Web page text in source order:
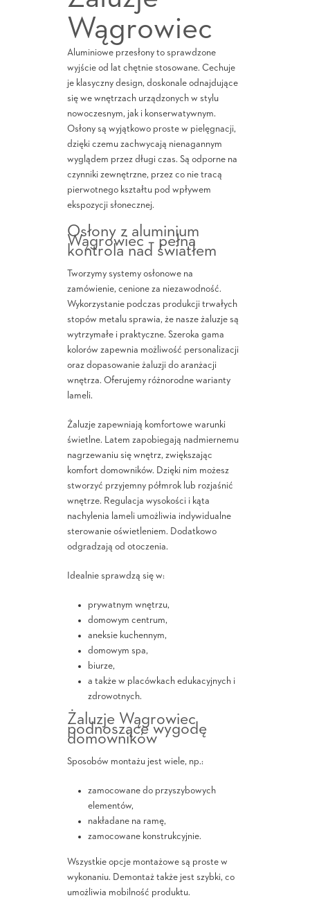
Wągrowiec
Aluminiowe przesłony to sprawdzone
wyjście od lat chętnie stosowane. Cechuje
je klasyczny design, doskonale odnajdujące
się we wnętrzach urządzonych w stylu
nowoczesnym, jak i konserwatywnym.
Osłony są wyjątkowo proste w pielęgnacji,
dzięki czemu zachwycają nienagannym
wyglądem przez długi czas. Są odporne na
czynniki zewnętrzne, przez co nie tracą
pierwotnego kształtu pod wpływem
ekspozycji słonecznej.
Osłony z aluminium
Wągrowiec – pełna
kontrola nad światłem
Tworzymy systemy osłonowe na
zamówienie, cenione za niezawodność.
Wykorzystanie podczas produkcji trwałych
stopów metalu sprawia, że nasze żaluzje są
wytrzymałe i praktyczne. Szeroka gama
kolorów zapewnia możliwość personalizacji
oraz dopasowanie żaluzji do aranżacji
wnętrza. Oferujemy różnorodne warianty
lameli.
Żaluzje zapewniają komfortowe warunki
świetlne. Latem zapobiegają nadmiernemu
nagrzewaniu się wnętrz, zwiększając
komfort domowników. Dzięki nim możesz
stworzyć przyjemny półmrok lub rozjaśnić
wnętrze. Regulacja wysokości i kąta
nachylenia lameli umożliwia indywidualne
sterowanie oświetleniem. Dodatkowo
odgradzają od otoczenia.
Idealnie sprawdzą się w:
prywatnym wnętrzu,
domowym centrum,
aneksie kuchennym,
domowym spa,
biurze,
a także w placówkach edukacyjnych i
zdrowotnych.
Żaluzje Wągrowiec
podnoszące wygodę
domowników
Sposobów montażu jest wiele, np.:
zamocowane do przyszybowych
elementów,
nakładane na ramę,
zamocowane konstrukcyjnie.
Wszystkie opcje montażowe są proste w
wykonaniu. Demontaż także jest szybki, co
umożliwia mobilność produktu.